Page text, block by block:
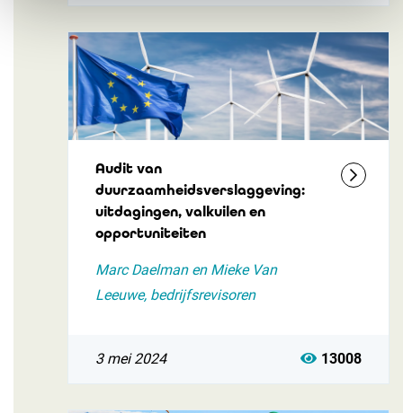
Audit van
duurzaamheidsverslaggeving:
uitdagingen, valkuilen en
opportuniteiten
Marc Daelman en Mieke Van
Leeuwe, bedrijfsrevisoren
3 mei 2024 13008